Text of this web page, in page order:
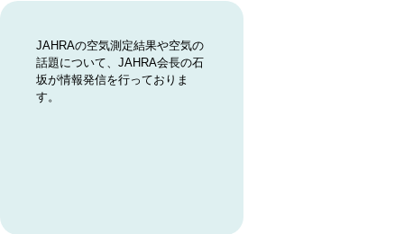
JAHRAの空気測定結果や空気の
話題について、JAHRA会長の石
坂が情報発信を行っておりま
す。